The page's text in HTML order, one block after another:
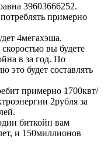
39603666252.
примерно
4мегахэша.
вы будете
в за год. По
это будет составлять
примерно 1700квт/
2рубля за
биткойн вам
и 150миллионов